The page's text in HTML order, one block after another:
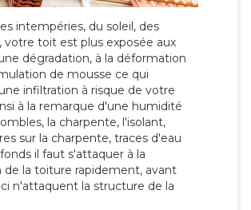
intempéries, du soleil, des
votre toit est plus exposée aux
dégradation, à la déformation
de mousse ce qui
infiltration à risque de votre
à la remarque d'une humidité
la charpente, l'isolant,
sur la charpente, traces d'eau
il faut s'attaquer à la
de la toiture rapidement, avant
n'attaquent la structure de la